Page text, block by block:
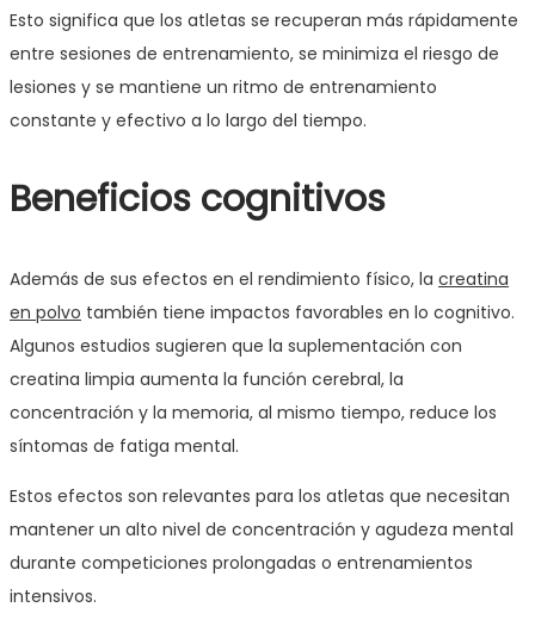
Esto significa que los atletas se recuperan más rápidamente
entre sesiones de entrenamiento, se minimiza el riesgo de
lesiones y se mantiene un ritmo de entrenamiento
constante y efectivo a lo largo del tiempo.
Beneficios cognitivos
Además de sus efectos en el rendimiento físico, la creatina
en polvo también tiene impactos favorables en lo cognitivo.
Algunos estudios sugieren que la suplementación con
creatina limpia aumenta la función cerebral, la
concentración y la memoria, al mismo tiempo, reduce los
síntomas de fatiga mental.
Estos efectos son relevantes para los atletas que necesitan
mantener un alto nivel de concentración y agudeza mental
durante competiciones prolongadas o entrenamientos
intensivos.